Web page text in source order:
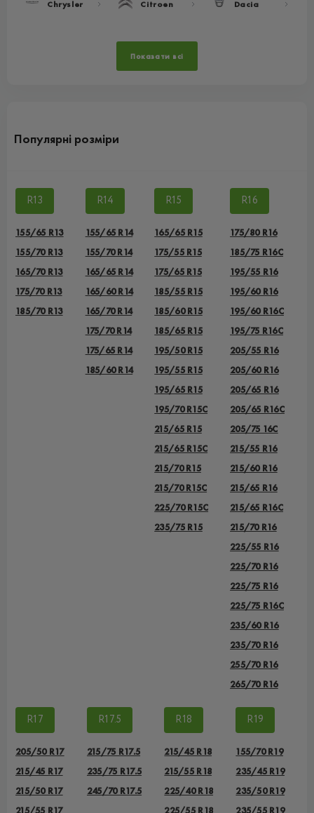
Chrysler Citroen Dacia
Показати всі
Популярні розміри
R13
155/65 R13
155/70 R13
165/70 R13
175/70 R13
185/70 R13
R14
155/65 R14
155/70 R14
165/65 R14
165/60 R14
165/70 R14
175/70 R14
175/65 R14
185/60 R14
R15
165/65 R15
175/55 R15
175/65 R15
185/55 R15
185/60 R15
185/65 R15
195/50 R15
195/55 R15
195/65 R15
195/70 R15C
215/65 R15
215/65 R15C
215/70 R15
215/70 R15C
225/70 R15C
235/75 R15
R16
175/80 R16
185/75 R16C
195/55 R16
195/60 R16
195/60 R16C
195/75 R16C
205/55 R16
205/60 R16
205/65 R16
205/65 R16C
205/75 16C
215/55 R16
215/60 R16
215/65 R16
215/65 R16C
215/70 R16
225/55 R16
225/70 R16
225/75 R16
225/75 R16С
235/60 R16
235/70 R16
255/70 R16
265/70 R16
R17
205/50 R17
215/45 R17
215/50 R17
215/55 R17
R17.5
215/75 R17.5
235/75 R17.5
245/70 R17.5
R18
215/45 R18
215/55 R18
225/40 R18
225/55 R18
R19
155/70 R19
235/45 R19
235/50 R19
235/55 R19